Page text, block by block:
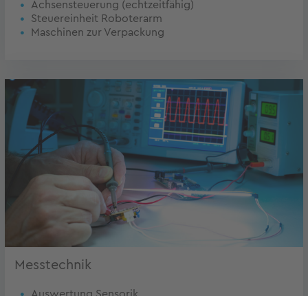
Achsensteuerung (echtzeitfähig)
Steuereinheit Roboterarm
Maschinen zur Verpackung
Messtechnik